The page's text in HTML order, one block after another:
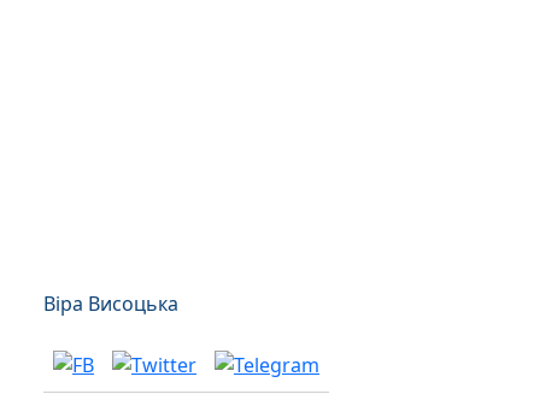
Віра Висоцька